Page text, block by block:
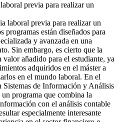
previa para realizar un
laboral previa para realizar un
programas están diseñados para
y avanzada en una
Sin embargo, es cierto que la
añadido para el estudiante, ya
adquiridos en el máster a
en el mundo laboral. En el
de Información y Análisis
programa que combina la
con el análisis contable
especialmente interesante